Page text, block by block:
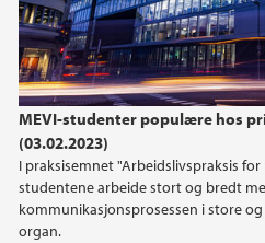
MEVI-studenter populære hos
(03.02.2023)
I praksisemnet "Arbeidslivspraksis
studentene arbeide stort og bredt
kommunikasjonsprosessen i store
organ.